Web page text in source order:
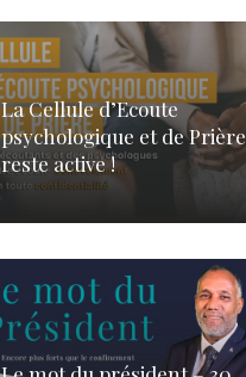
La Cellule d’Ecoute
psychologique et de Prière
reste active !